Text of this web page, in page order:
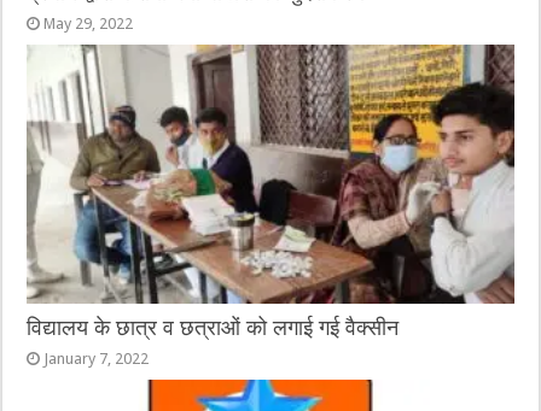
May 29, 2022
विद्यालय के छात्र व छत्राओं को लगाई गई वैक्सीन
January 7, 2022